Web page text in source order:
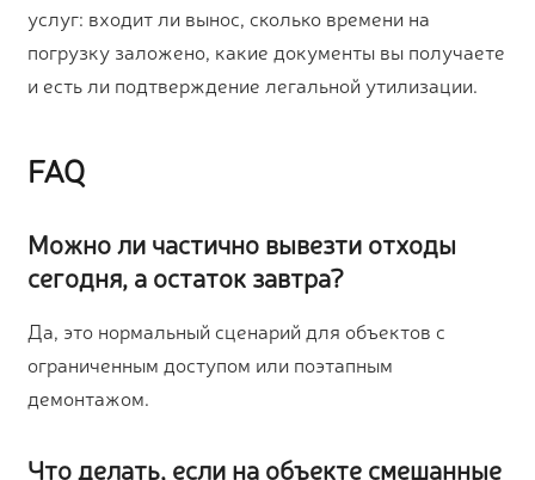
услуг: входит ли вынос, сколько времени на
погрузку заложено, какие документы вы получаете
и есть ли подтверждение легальной утилизации.
FAQ
Можно ли частично вывезти отходы
сегодня, а остаток завтра?
Да, это нормальный сценарий для объектов с
ограниченным доступом или поэтапным
демонтажом.
Что делать, если на объекте смешанные